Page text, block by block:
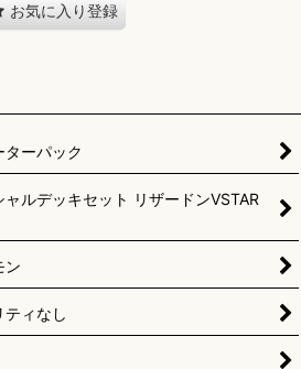
お気に入り登録
ターパック
ャルデッキセット リザードンVSTAR
ン
ティなし